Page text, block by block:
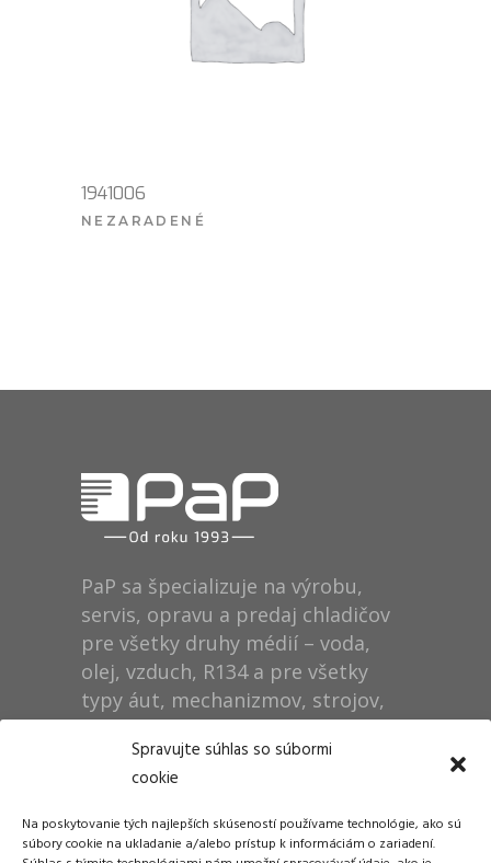
Spravujte súhlas so súbormi
cookie
Na poskytovanie tých najlepších skúseností používame technológie, ako sú
súbory cookie na ukladanie a/alebo prístup k informáciám o zariadení.
1941006
NEZARADENÉ
PaP sa špecializuje na výrobu,
servis, opravu a predaj chladičov
pre všetky druhy médií – voda,
olej, vzduch, R134 a pre všetky
typy áut, mechanizmov, strojov,
technológií, rušňov…
Dušan Pytel P a P